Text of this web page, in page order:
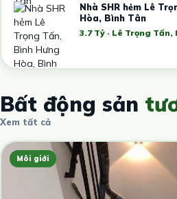
Nhà SHR hẻm Lê
Hòa, Bình Tân
3.7 Tỷ · Lê Trọng
Bất động sản
Xem tất cả
Môi giới